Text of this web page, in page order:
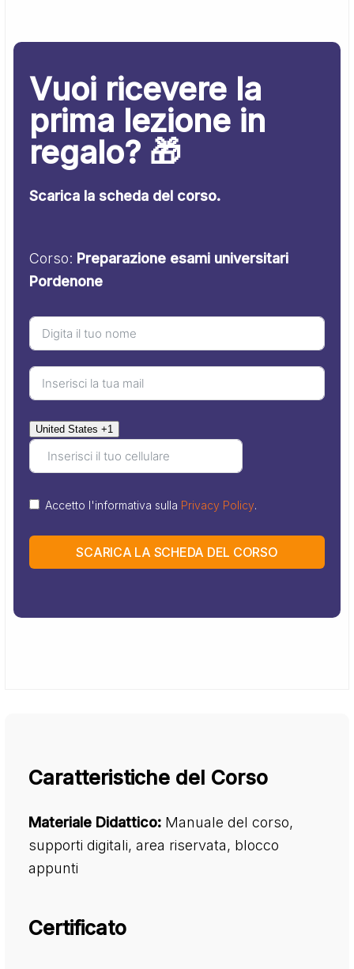
Vuoi ricevere la
prima lezione in
regalo? 🎁
Scarica la scheda del corso.
Corso: Preparazione esami universitari
Pordenone
United States +1
Accetto l'informativa sulla Privacy Policy.
SCARICA LA SCHEDA DEL CORSO
Caratteristiche del Corso
Materiale Didattico: Manuale del corso,
supporti digitali, area riservata, blocco
appunti
Certificato